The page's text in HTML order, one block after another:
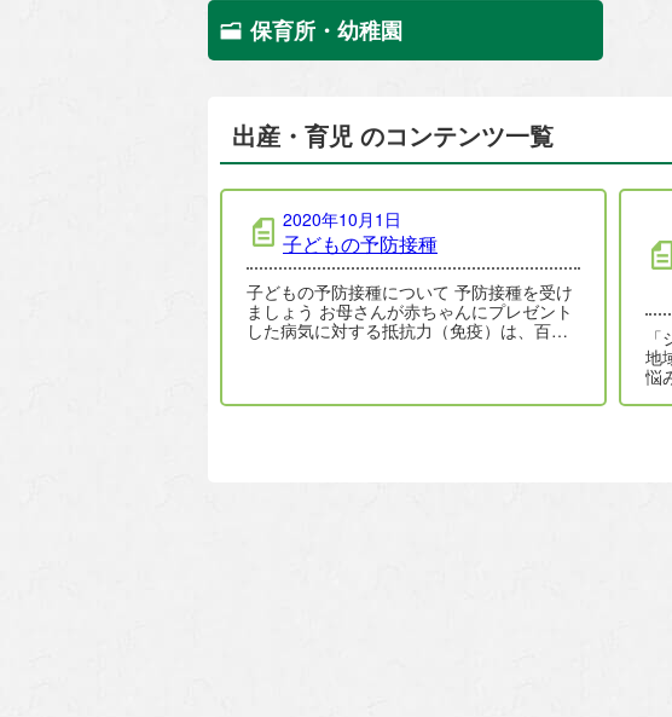
保育所・幼稚園
出産・育児 のコンテンツ一覧
2020年10月1日
子どもの予防接種
子どもの予防接種について 予防接種を受け
ましょう お母さんが赤ちゃんにプレゼント
した病気に対する抵抗力（免疫）は、百日
地
悩
相